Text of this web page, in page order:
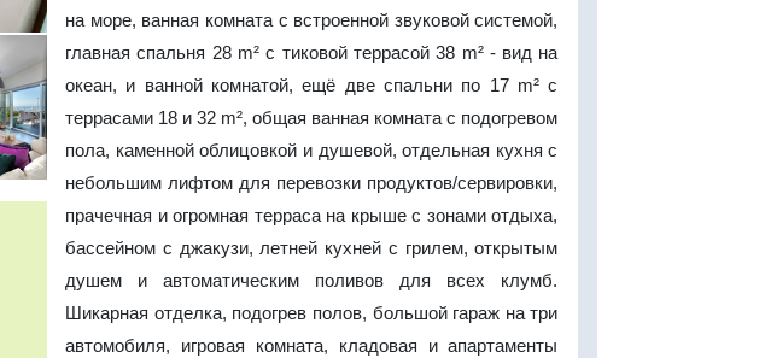
на море, ванная комната с встроенной звуковой системой,
главная спальня 28 m² с тиковой террасой 38 m² - вид на
океан, и ванной комнатой, ещё две спальни по 17 m² с
террасами 18 и 32 m², общая ванная комната с подогревом
пола, каменной облицовкой и душевой, отдельная кухня с
небольшим лифтом для перевозки продуктов/сервировки,
прачечная и огромная терраса на крыше с зонами отдыха,
бассейном с джакузи, летней кухней с грилем, открытым
душем и автоматическим поливов для всех клумб.
Шикарная отделка, подогрев полов, большой гараж на три
автомобиля, игровая комната, кладовая и апартаменты